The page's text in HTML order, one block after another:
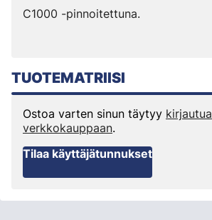
C1000 -pinnoitettuna.
TUOTEMATRIISI
Ostoa varten sinun täytyy kirjautua
verkkokauppaan.
Tilaa käyttäjätunnukset